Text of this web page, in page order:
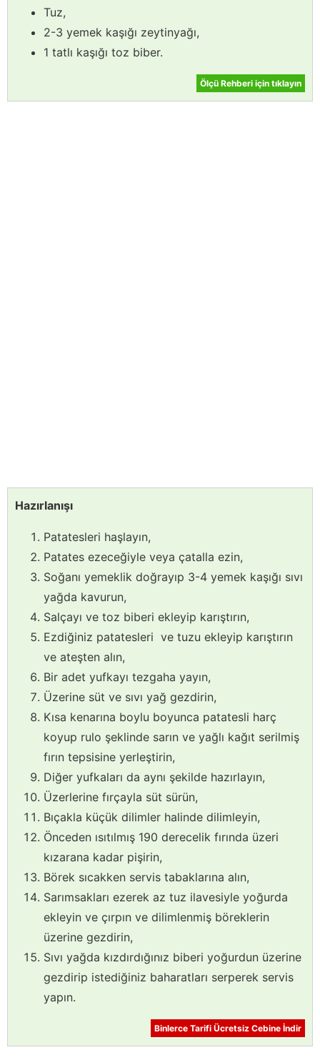
Tuz,
2-3 yemek kaşığı zeytinyağı,
1 tatlı kaşığı toz biber.
Ölçü Rehberi için tıklayın
Hazırlanışı
Patatesleri haşlayın,
Patates ezeceğiyle veya çatalla ezin,
Soğanı yemeklik doğrayıp 3-4 yemek kaşığı sıvı
yağda kavurun,
Salçayı ve toz biberi ekleyip karıştırın,
Ezdiğiniz patatesleri ve tuzu ekleyip karıştırın
ve ateşten alın,
Bir adet yufkayı tezgaha yayın,
Üzerine süt ve sıvı yağ gezdirin,
Kısa kenarına boylu boyunca patatesli harç
koyup rulo şeklinde sarın ve yağlı kağıt serilmiş
fırın tepsisine yerleştirin,
Diğer yufkaları da aynı şekilde hazırlayın,
Üzerlerine fırçayla süt sürün,
Bıçakla küçük dilimler halinde dilimleyin,
Önceden ısıtılmış 190 derecelik fırında üzeri
kızarana kadar pişirin,
Börek sıcakken servis tabaklarına alın,
Sarımsakları ezerek az tuz ilavesiyle yoğurda
ekleyin ve çırpın ve dilimlenmiş böreklerin
üzerine gezdirin,
Sıvı yağda kızdırdığınız biberi yoğurdun üzerine
gezdirip istediğiniz baharatları serperek servis
yapın.
Binlerce Tarifi Ücretsiz Cebine İndir